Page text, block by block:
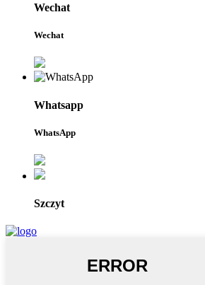
Wechat
Wechat
Whatsapp
WhatsApp
Szczyt